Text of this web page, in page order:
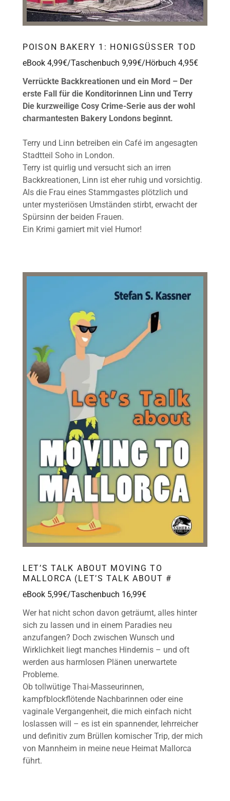
POISON BAKERY 1: HONIGSÜSSER TOD
eBook 4,99€/Taschenbuch 9,99€/Hörbuch 4,95€
Verrückte Backkreationen und ein Mord – Der
erste Fall für die Konditorinnen Linn und Terry
Die kurzweilige Cosy Crime-Serie aus der wohl
charmantesten Bakery Londons beginnt.
Terry und Linn betreiben ein Café im angesagten
Stadtteil Soho in London.
Terry ist quirlig und versucht sich an irren
Backkreationen, Linn ist eher ruhig und vorsichtig.
Als die Frau eines Stammgastes plötzlich und
unter mysteriösen Umständen stirbt, erwacht der
Spürsinn der beiden Frauen.
Ein Krimi garniert mit viel Humor!
LET’S TALK ABOUT MOVING TO
MALLORCA (LET’S TALK ABOUT #
eBook 5,99€/Taschenbuch 16,99€
Wer hat nicht schon davon geträumt, alles hinter
sich zu lassen und in einem Paradies neu
anzufangen? Doch zwischen Wunsch und
Wirklichkeit liegt manches Hindernis – und oft
werden aus harmlosen Plänen unerwartete
Probleme.
Ob tollwütige Thai-Masseurinnen,
kampfblockflötende Nachbarinnen oder eine
vaginale Vergangenheit, die mich einfach nicht
loslassen will – es ist ein spannender, lehrreicher
und definitiv zum Brüllen komischer Trip, der mich
von Mannheim in meine neue Heimat Mallorca
führt.